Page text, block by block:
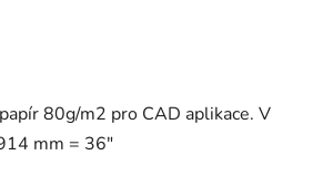
80g/m2 pro CAD aplikace. V
mm = 36"